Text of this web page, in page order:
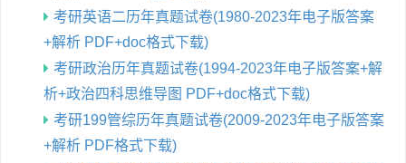
考研英语二历年真题试卷(1980-2023年电子版答案
+解析 PDF+doc格式下载)
考研政治历年真题试卷(1994-2023年电子版答案+解
析+政治四科思维导图 PDF+doc格式下载)
考研199管综历年真题试卷(2009-2023年电子版答案
+解析 PDF格式下载)